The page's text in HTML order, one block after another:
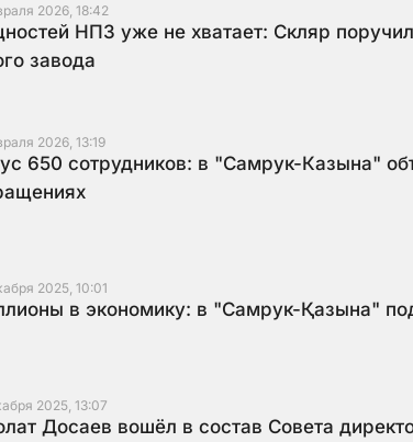
2026, 18:42
НПЗ уже не хватает: Скляр поручил
завода
2026, 13:19
650 сотрудников: в "Самрук-Казына"
2025, 10:01
в экономику: в "Самрук-Қазына"
2025, 13:07
Досаев вошёл в состав Совета